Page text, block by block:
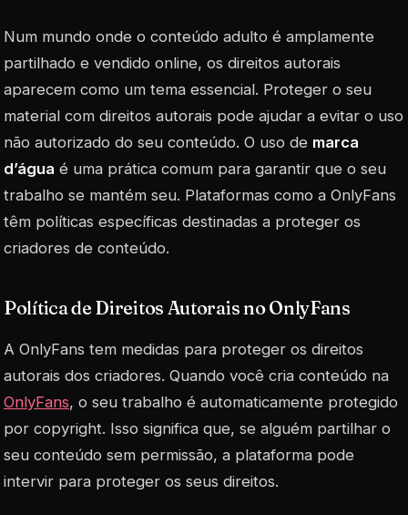
Num mundo onde o conteúdo adulto é amplamente
partilhado e vendido online, os direitos autorais
aparecem como um tema essencial. Proteger o seu
material com direitos autorais pode ajudar a evitar o uso
não autorizado do seu conteúdo. O uso de marca
d’água é uma prática comum para garantir que o seu
trabalho se mantém seu. Plataformas como a OnlyFans
têm políticas específicas destinadas a proteger os
criadores de conteúdo.
Política de Direitos Autorais no OnlyFans
A OnlyFans tem medidas para proteger os direitos
autorais dos criadores. Quando você cria conteúdo na
OnlyFans, o seu trabalho é automaticamente protegido
por copyright. Isso significa que, se alguém partilhar o
seu conteúdo sem permissão, a plataforma pode
intervir para proteger os seus direitos.